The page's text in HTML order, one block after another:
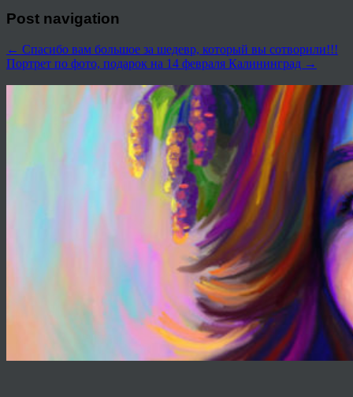
Post navigation
← Спасибо вам большое за шедевр, который вы сотворили!!!
Портрет по фото, подарок на 14 февраля Калининград →